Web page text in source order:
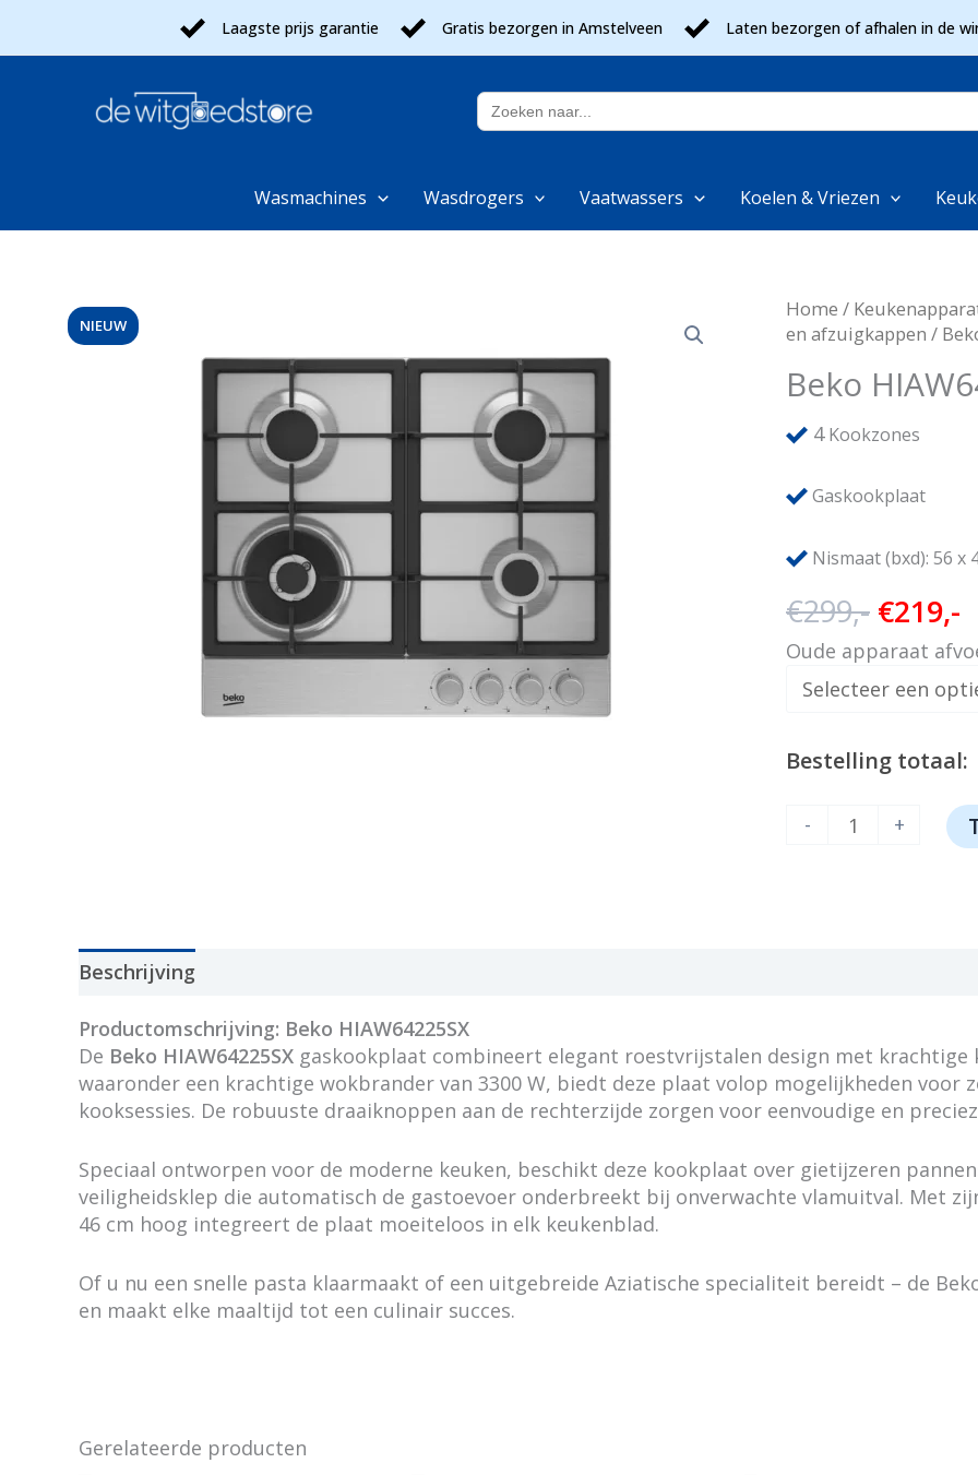
Laagste prijs garantie Gratis bezorgen in Amstelveen Laten bezorgen of afhalen in de
Zoek
naar:
Wasmachines Wasdrogers Vaatwassers Koelen & Vriezen
NIEUW
Home /
en afzuigkappen /
Beko
4Kookzones
Gaskookplaat
Nismaat (bxd): 56 x
€299,-
prijs
was:
€219,-
Oude apparaat
Bestelling totaal:
- +
Beschrijving
Productomschrijving: Beko HIAW64225SX
De Beko HIAW64225SX gaskookplaat combineert elegant roestvrijstalen design met
waaronder een krachtige wokbrander van 3300 W, biedt deze plaat volop mogelijkheden voor
kooksessies. De robuuste draaiknoppen aan de rechterzijde zorgen voor eenvoudige en
Speciaal ontworpen voor de moderne keuken, beschikt deze kookplaat over gietijzeren
veiligheidsklep die automatisch de gastoevoer onderbreekt bij onverwachte vlamuitval. Met
46 cm hoog integreert de plaat moeiteloos in elk keukenblad.
Of u nu een snelle pasta klaarmaakt of een uitgebreide Aziatische specialiteit bereidt – de
en maakt elke maaltijd tot een culinair succes.
Gerelateerde producten